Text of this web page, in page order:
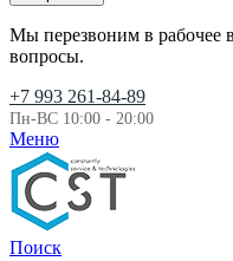
Мы перезвоним в рабочее
вопросы.
+7 993 261-84-89
Пн-ВС 10:00 - 20:00
Меню
Поиск